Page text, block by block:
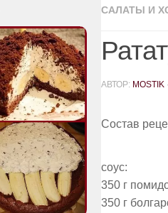
САЛАТЫ И
АВТОР: MOSTIK
Состав
соус:
350 г
350 г